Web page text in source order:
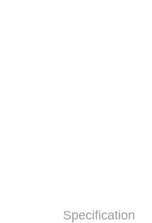
Specification